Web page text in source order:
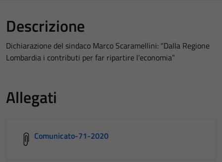
Descrizione
Dichiarazione del sindaco Marco Scaramellini: “Dalla Regione
Lombardia i contributi per far ripartire l'economia”
Allegati
Comunicato-71-2020